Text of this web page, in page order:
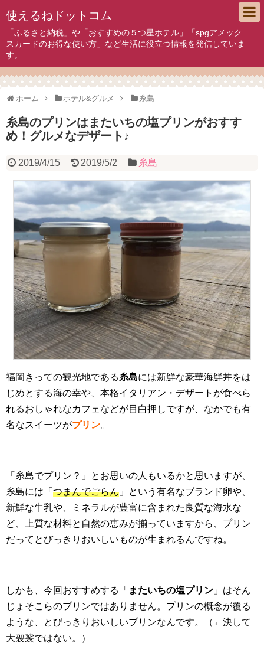
使えるねドットコム
「ふるさと納税」や「おすすめの５つ星ホテル」「spgアメック
スカードのお得な使い方」など生活に役立つ情報を発信していま
す。
ホーム ホテル&グルメ 糸島
糸島のプリンはまたいちの塩プリンがおすす
め！グルメなデザート♪
2019/4/15 2019/5/2 糸島
福岡きっての観光地である 糸島には新鮮な豪華海鮮丼をは
じめとする海の幸や、本格イタリアン・デザートが食べら
れるおしゃれなカフェなどが目白押しですが、なかでも有
名なスイーツがプリン。
「糸島でプリン？」とお思いの人もいるかと思いますが、
糸島には「 つまんでごらん 」という有名なブランド卵や、
新鮮な牛乳や、ミネラルが豊富に含まれた良質な海水な
ど、上質な材料と自然の恵みが揃っていますから、プリン
だってとびっきりおいしいものが生まれるんですね。
しかも、今回おすすめする「 またいちの塩プリン 」はそん
じょそこらのプリンではありません。プリンの概念が覆る
ような、とびっきりおいしいプリンなんです。（←決して
大袈裟ではない。）